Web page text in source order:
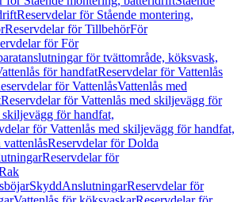
Reservdelar för Stående montering,
Reservdelar för TillbehörFör
för För
för tvättområde, köksvask,
för handfatReservdelar för Vattenlås
för VattenlåsVattenlås med
Reservdelar för Vattenlås med skiljevägg för
skiljevägg för handfat,
för Vattenlås med skiljevägg för handfat,
Reservdelar för Dolda
Reservdelar för
SkyddAnslutningarReservdelar för